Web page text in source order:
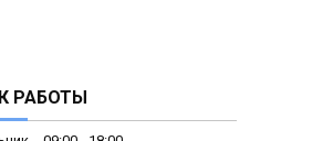
РАБОТЫ